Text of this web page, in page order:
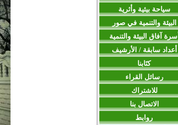
سياحة بيئية وأثرية
البيئة والتنمية في صور
أسرة آفاق البيئة والتنمية
أعداد سابقة / الأرشيف
كتَابنا
رسائل القراء
للاشتراك
الاتصال بنا
روابط